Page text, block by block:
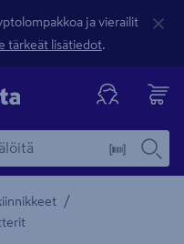
ja vierailit
tärkeät lisätiedot.
/